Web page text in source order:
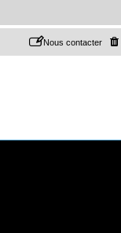
Nous contacter